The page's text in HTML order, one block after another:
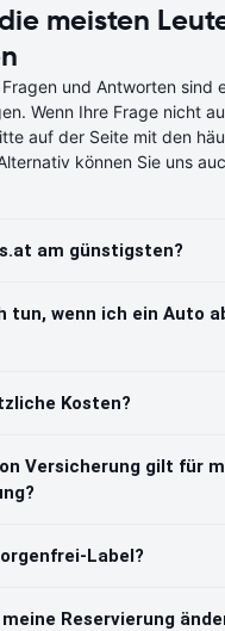
meisten
und Antworten sind
Wenn Ihre Frage nicht
auf der Seite mit den
können Sie uns
am günstigsten?
tun, wenn ich ein Auto
Kosten?
Versicherung gilt für
Label?
Reservierung